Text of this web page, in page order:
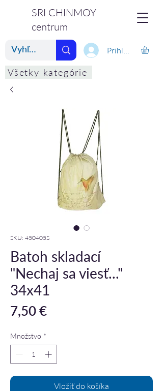
SRI CHINMOY
centrum
Prihlásiť
Všetky kategórie
SKU: 450405S
Batoh skladací
"Nechaj sa viesť..."
34x41
7,50 €Price
Množstvo *
Vložiť do košíka